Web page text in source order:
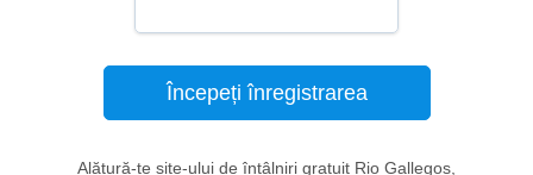
Începeți înregistrarea
Alătură-te site-ului de întâlniri gratuit Rio Gallegos,